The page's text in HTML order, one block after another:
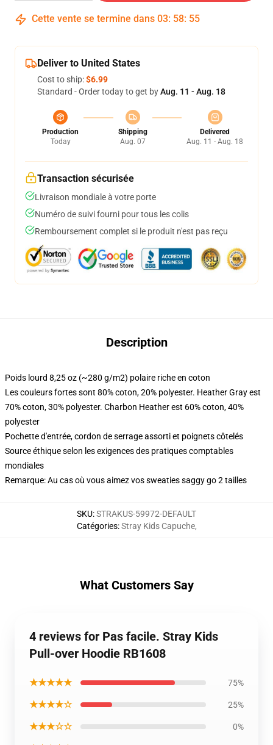
Cette vente se termine dans 03: 58: 54
Deliver to United States
Cost to ship:$6.99
Standard - Order today to get byAug. 11 - Aug. 18
Production
Today
Shipping
Aug. 07
Delivered
Aug. 11 - Aug. 18
Transaction sécurisée
Livraison mondiale à votre porte
Numéro de suivi fourni pour tous les colis
Remboursement complet si le produit n'est pas reçu
Description
Poids lourd 8,25 oz (~280 g/m2) polaire riche en coton
Les couleurs fortes sont 80% coton, 20% polyester. Heather Gray est
70% coton, 30% polyester. Charbon Heather est 60% coton, 40%
polyester
Pochette d'entrée, cordon de serrage assorti et poignets côtelés
Source éthique selon les exigences des pratiques comptables
mondiales
Remarque: Au cas où vous aimez vos sweaties saggy go 2 tailles
SKU:STRAKUS-59972-DEFAULT
Catégories:Stray Kids Capuche,
What Customers Say
4 reviews for Pas facile. Stray Kids
Pull-over Hoodie RB1608
★★★★★ 75%
★★★★☆ 25%
★★★☆☆ 0%